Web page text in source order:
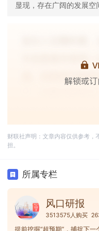
显现，存在广阔的发展空
财联社声明：文章内容仅供参考，
担。
所属专栏
风口研报
3513575人购买
提前挖掘“超预期”，捕捉下一